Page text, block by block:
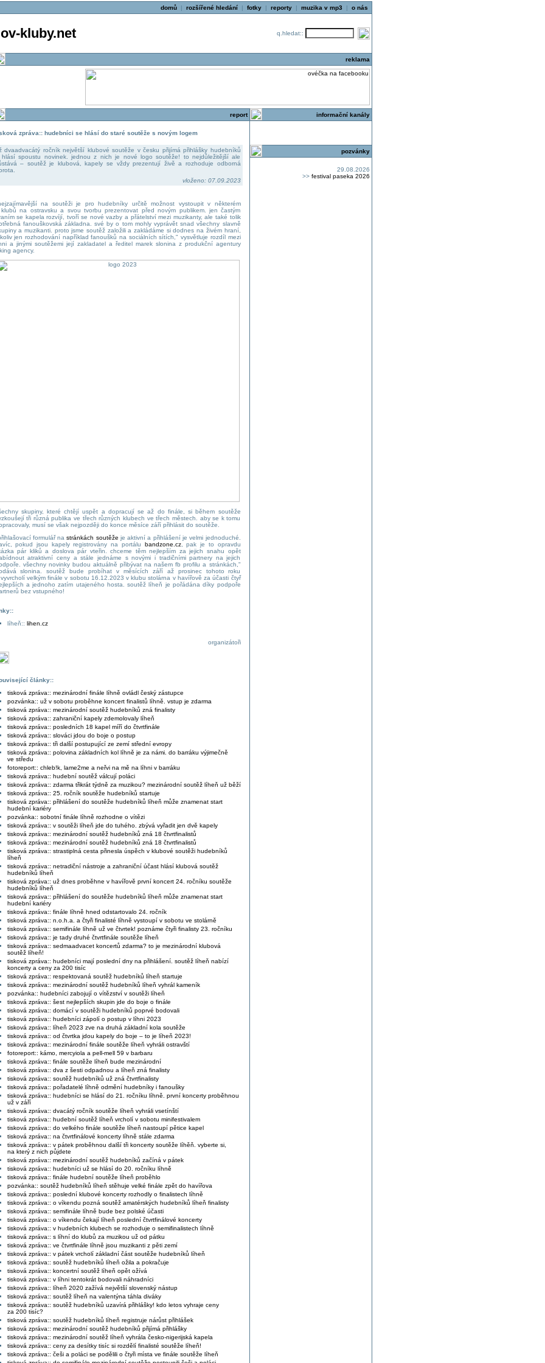
domů| rozšířené hledání| fotky| reporty| muzika v mp3 | o nás
ov-kluby.net q.hledat::
reklama
report
zpráva:: hudebníci se hlásí do staré soutěže s novým logem
dvaadvacátý ročník největší klubové soutěže v česku přijímá přihlášky hudebníků
hlásí spoustu novinek. jednou z nich je nové logo soutěže! to nejdůležitější ale
– soutěž je klubová, kapely se vždy prezentují živě a rozhoduje odborná
vloženo: 07.09.2023
na soutěži je pro hudebníky určitě možnost vystoupit v některém
na ostravsku a svou tvorbu prezentovat před novým publikem. jen častým
se kapela rozvíjí, tvoří se nové vazby a přátelství mezi muzikanty, ale také tolik
fanouškovská základna. své by o tom mohly vyprávět snad všechny slavně
a muzikanti. proto jsme soutěž založili a zakládáme si dodnes na živém hraní,
jen rozhodování například fanoušků na sociálních sítích," vysvětluje rozdíl mezi
a jinými soutěžemi její zakladatel a ředitel marek slonina z produkční agentury
agency.
skupiny, které chtějí uspět a dopracují se až do finále, si během soutěže
tři různá publika ve třech různých klubech ve třech městech. aby se k tomu
musí se však nejpozději do konce měsíce září přihlásit do soutěže.
formulář nastránkách soutěže je aktivní a přihlášení je velmi jednoduché.
pokud jsou kapely registrovány na portálu bandzone.cz, pak je to opravdu
pár kliků a doslova pár vteřin. chceme těm nejlepším za jejich snahu opět
atraktivní ceny a stále jednáme s novými i tradičními partnery na jejich
všechny novinky budou aktuálně přibývat na našem fb profilu a stránkách,"
slonina. soutěž bude probíhat v měsících září až prosinec tohoto roku
velkým finále v sobotu 16.12.2023 v klubu stolárna v havířově za účasti čtyř
a jednoho zatím utajeného hosta. soutěž líheň je pořádána díky podpoře
bez vstupného!
líheň:: lihen.cz
organizátoři
články::
tisková zpráva:: mezinárodní finále líhně ovládl český zástupce
pozvánka:: už v sobotu proběhne koncert finalistů líhně. vstup je zdarma
tisková zpráva:: mezinárodní soutěž hudebníků zná finalisty
tisková zpráva:: zahraniční kapely zdemolovaly líheň
tisková zpráva:: posledních 18 kapel míří do čtvrtfinále
tisková zpráva:: slováci jdou do boje o postup
tisková zpráva:: tři další postupující ze zemí střední evropy
tisková zpráva:: polovina základních kol líhně je za námi. do barráku výjimečně
ve středu
fotoreport:: chleb!k, lame2me a neřvi na mě na líhni v barráku
tisková zpráva:: hudební soutěž válcují poláci
tisková zpráva:: zdarma třikrát týdně za muzikou? mezinárodní soutěž líheň už běží
tisková zpráva:: 25. ročník soutěže hudebníků startuje
tisková zpráva:: přihlášení do soutěže hudebníků líheň může znamenat start
hudební kariéry
pozvánka:: sobotní finále líhně rozhodne o vítězi
tisková zpráva:: v soutěži líheň jde do tuhého. zbývá vyřadit jen dvě kapely
tisková zpráva:: mezinárodní soutěž hudebníků zná 18 čtvrtfinalistů
tisková zpráva:: mezinárodní soutěž hudebníků zná 18 čtvrtfinalistů
tisková zpráva:: strastiplná cesta přinesla úspěch v klubové soutěži hudebníků
líheň
tisková zpráva:: netradiční nástroje a zahraniční účast hlásí klubová soutěž
hudebníků líheň
tisková zpráva:: už dnes proběhne v havířově první koncert 24. ročníku soutěže
hudebníků líheň
tisková zpráva:: přihlášení do soutěže hudebníků líheň může znamenat start
hudební kariéry
tisková zpráva:: finále líhně hned odstartovalo 24. ročník
tisková zpráva:: n.o.h.a. a čtyři finalisté líhně vystoupí v sobotu ve stolárně
tisková zpráva:: semifinále líhně už ve čtvrtek! poznáme čtyři finalisty 23. ročníku
tisková zpráva:: je tady druhé čtvrtfinále soutěže líheň
tisková zpráva:: sedmaadvacet koncertů zdarma? to je mezinárodní klubová
soutěž líheň!
tisková zpráva:: hudebníci mají poslední dny na přihlášení. soutěž líheň nabízí
koncerty a ceny za 200 tisíc
tisková zpráva:: respektovaná soutěž hudebníků líheň startuje
tisková zpráva:: mezinárodní soutěž hudebníků líheň vyhrál kameník
pozvánka:: hudebníci zabojují o vítězství v soutěži líheň
tisková zpráva:: šest nejlepších skupin jde do boje o finále
tisková zpráva:: domácí v soutěži hudebníků poprvé bodovali
tisková zpráva:: hudebníci zápolí o postup v líhni 2023
tisková zpráva:: líheň 2023 zve na druhá základní kola soutěže
tisková zpráva:: od čtvrtka jdou kapely do boje – to je líheň 2023!
tisková zpráva:: mezinárodní finále soutěže líheň vyhráli ostravští
fotoreport:: kámo, mercyiola a pell-mell 59 v barbaru
tisková zpráva:: finále soutěže líheň bude mezinárodní
tisková zpráva:: dva z šesti odpadnou a líheň zná finalisty
tisková zpráva:: soutěž hudebníků už zná čtvrtfinalisty
tisková zpráva:: pořadatelé líhně odmění hudebníky i fanoušky
tisková zpráva:: hudebníci se hlásí do 21. ročníku líhně. první koncerty proběhnou
už v září
tisková zpráva:: dvacátý ročník soutěže líheň vyhráli vsetínští
tisková zpráva:: hudební soutěž líheň vrcholí v sobotu minifestivalem
tisková zpráva:: do velkého finále soutěže líheň nastoupí pětice kapel
tisková zpráva:: na čtvrtfinálové koncerty líhně stále zdarma
tisková zpráva:: v pátek proběhnou další tři koncerty soutěže líhěň. vyberte si,
na který z nich půjdete
tisková zpráva:: mezinárodní soutěž hudebníků začíná v pátek
tisková zpráva:: hudebníci už se hlásí do 20. ročníku líhně
tisková zpráva:: finále hudební soutěže líheň proběhlo
pozvánka:: soutěž hudebníků líheň stěhuje velké finále zpět do havířova
tisková zpráva:: poslední klubové koncerty rozhodly o finalistech líhně
tisková zpráva:: o víkendu pozná soutěž amatérských hudebníků líheň finalisty
tisková zpráva:: semifinále líhně bude bez polské účasti
tisková zpráva:: o víkendu čekají líheň poslední čtvrtfinálové koncerty
tisková zpráva:: v hudebních klubech se rozhoduje o semifinalistech líhně
tisková zpráva:: s líhní do klubů za muzikou už od pátku
tisková zpráva:: ve čtvrtfinále líhně jsou muzikanti z pěti zemí
tisková zpráva:: v pátek vrcholí základní část soutěže hudebníků líheň
tisková zpráva:: soutěž hudebníků líheň ožila a pokračuje
tisková zpráva:: koncertní soutěž líheň opět ožívá
tisková zpráva:: v líhni tentokrát bodovali náhradníci
tisková zpráva:: líheň 2020 zažívá největší slovenský nástup
tisková zpráva:: soutěž líheň na valentýna táhla diváky
tisková zpráva:: soutěž hudebníků uzavírá přihlášky! kdo letos vyhraje ceny
za 200 tisíc?
tisková zpráva:: soutěž hudebníků líheň registruje nárůst přihlášek
tisková zpráva:: mezinárodní soutěž hudebníků přijímá přihlášky
tisková zpráva:: mezinárodní soutěž líheň vyhrála česko-nigerijská kapela
tisková zpráva:: ceny za desítky tisíc si rozdělí finalisté soutěže líheň!
tisková zpráva:: češi a poláci se podělili o čtyři místa ve finále soutěže líheň
informační kanály
pozvánky
29.08.2026
>> festival paseka 2026